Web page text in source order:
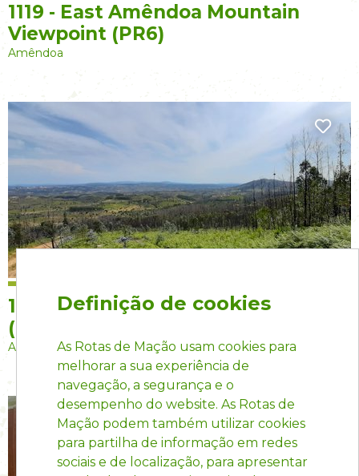
1119 - East Amêndoa Mountain
Viewpoint (PR6)
Amêndoa
1120 - Amindula Valley Viewpoint
(PR6)
Amêndoa
Definição de cookies
As Rotas de Mação usam cookies para
melhorar a sua experiência de
navegação, a segurança e o
desempenho do website. As Rotas de
Mação podem também utilizar cookies
para partilha de informação em redes
sociais e de localização, para apresentar